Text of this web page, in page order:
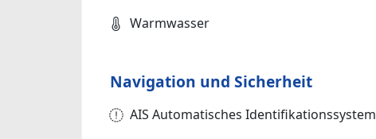
Warmwasser
Navigation und Sicherheit
AIS Automatisches Identifikationssystem